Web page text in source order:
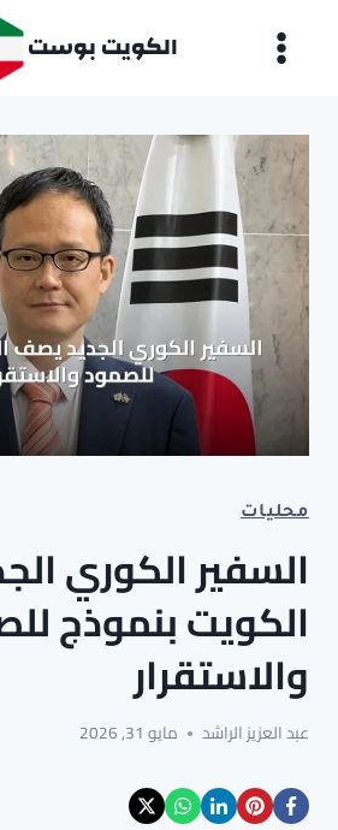
الكويت بوست
محليات
السفير الكوري
الكويت بنموذج
والاستقرار
عبد العزيز الراشد مايو 31, 2026